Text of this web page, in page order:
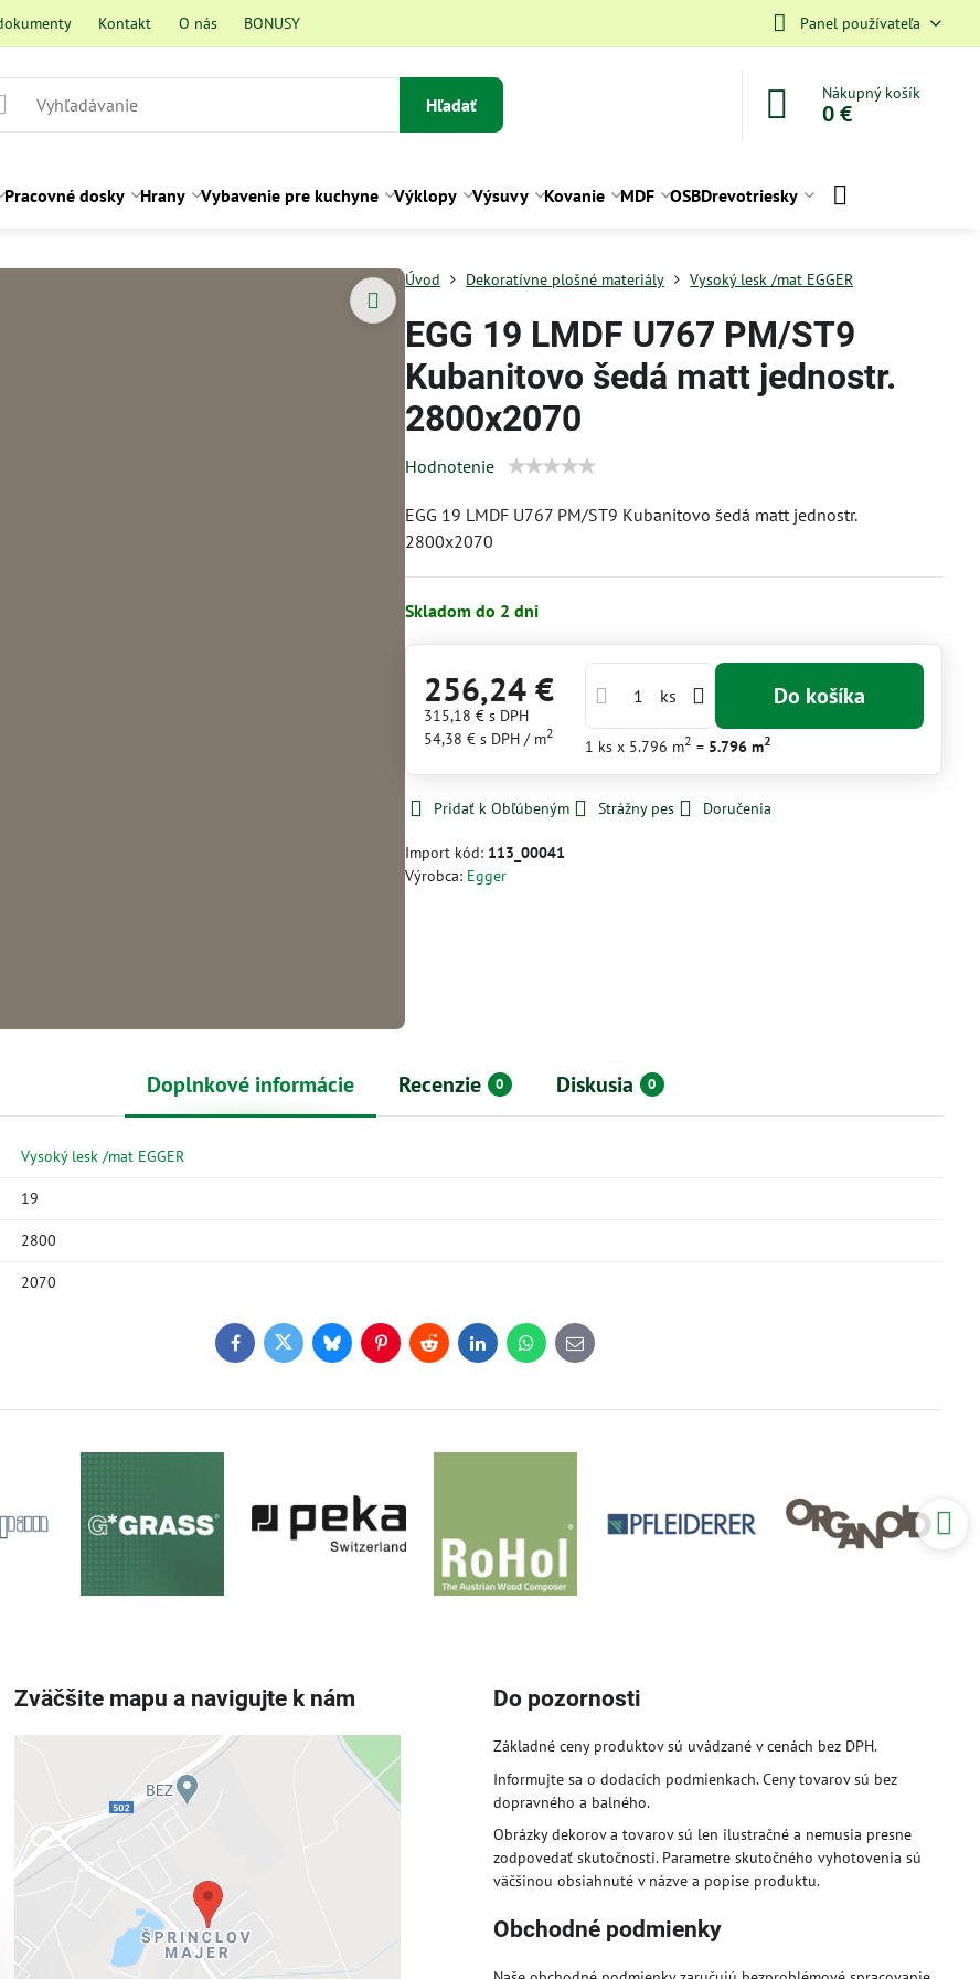
Kontakt O nás BONUSY Panel používateľa
Hľadať
Nákupný košík
0 €
Pracovné dosky Hrany Vybavenie pre kuchyne Výklopy Výsuvy Kovanie MDF OSBDrevotriesky
Úvod Dekoratívne plošné materiály Vysoký lesk /mat EGGER
EGG 19 LMDF U767 PM/ST9
Kubanitovo šedá matt jednostr.
2800x2070
Hodnotenie
EGG 19 LMDF U767 PM/ST9 Kubanitovo šedá matt jednostr.
2800x2070
Skladom do 2 dni
256,24 €
315,18 €s DPH
54,38 € s DPH / m2
ks Do košíka
1 ksx 5.796 m2 = 5.796 m2
Pridať k Obľúbeným Strážny pes Doručenia
Import kód: 113_00041
Výrobca: Egger
Doplnkové informácie Recenzie 0 Diskusia 0
Vysoký lesk /mat EGGER
19
2800
2070
FacebookTwitterBlueskyPinterestRedditLinkedInWhatsApp
E-
mail
Zväčšite mapu a navigujte k nám
Externý obsah je blokovaný
Prajete si načítať externý obsah?
Povoliť tentokrát
Do pozornosti
Základné ceny produktov sú uvádzané v cenách bez DPH.
Informujte sa o dodacích podmienkach. Ceny tovarov sú bez
dopravného a balného.
Obrázky dekorov a tovarov sú len ilustračné a nemusia presne
zodpovedať skutočnosti. Parametre skutočného vyhotovenia sú
väčšinou obsiahnuté v názve a popise produktu.
Obchodné podmienky